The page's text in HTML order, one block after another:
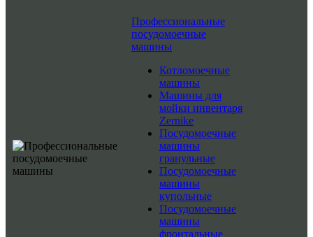
Профессиональные
посудомоечные
машины
Котломоечные
машины
Машины для
мойки инвентаря
Zernike
Посудомоечные
машины
гранульные
Посудомоечные
машины
купольные
Посудомоечные
машины
фронтальные